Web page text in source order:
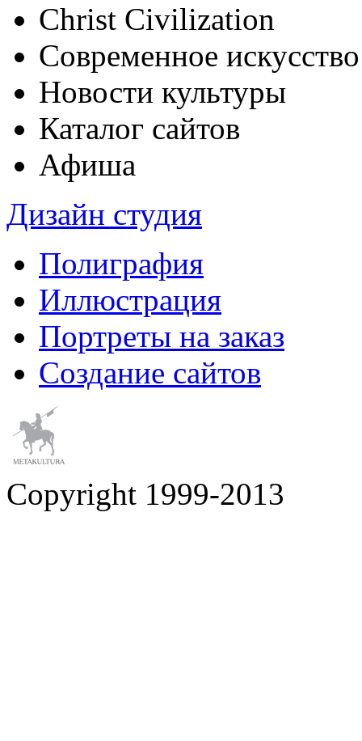
Christ Civilization
Современное искусство
Новости культуры
Каталог сайтов
Афиша
Дизайн студия
Полиграфия
Иллюстрация
Портреты на заказ
Создание сайтов
Copyright 1999-2013